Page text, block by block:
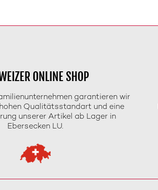
ONLINE SHOP
garantieren wir
Qualitätsstandart und eine
unserer Artikel ab Lager in
Ebersecken LU.